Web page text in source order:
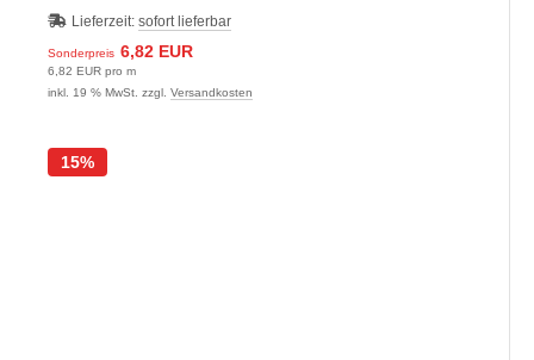
Lieferzeit: sofort lieferbar
Sonderpreis 6,82 EUR
6,82 EUR pro m
inkl. 19 % MwSt. zzgl. Versandkosten
15%